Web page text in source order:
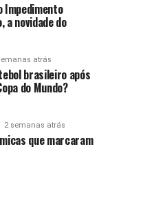
Impedimento
a novidade do
atrás
brasileiro após
do Mundo?
2 semanas atrás
que marcaram